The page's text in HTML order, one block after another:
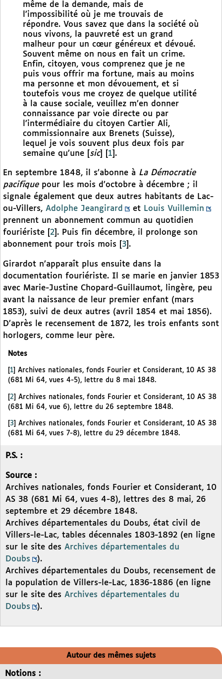
même de la demande, mais de
l’impossibilité où je me trouvais de
répondre. Vous savez que dans la société où
nous vivons, la pauvreté est un grand
malheur pour un cœur généreux et dévoué.
Souvent même on nous en fait un crime.
Enfin, citoyen, vous comprenez que je ne
puis vous offrir ma fortune, mais au moins
ma personne et mon dévouement, et si
toutefois vous me croyez de quelque utilité
à la cause sociale, veuillez m’en donner
connaissance par voie directe ou par
l’intermédiaire du citoyen Cartier Ali,
commissionnaire aux Brenets (Suisse),
lequel je vois souvent plus deux fois par
semaine qu’une [ sic] 1 .
En septembre 1848, il s’abonne à La Démocratie
pacifique pour les mois d’octobre à décembre ; il
signale également que deux autres habitants de Lac-
ou-Villers, Adolphe Jeangirard et Louis Vuillemin
prennent un abonnement commun au quotidien
fouriériste
2 . Puis fin décembre, il prolonge son
abonnement pour trois mois
3 .
Girardot n’apparaît plus ensuite dans la
documentation fouriériste. Il se marie en janvier 1853
avec Marie-Justine Chopard-Guillaumot, lingère, peu
avant la naissance de leur premier enfant (mars
1853), suivi de deux autres (avril 1854 et mai 1856).
D’après le recensement de 1872, les trois enfants sont
horlogers, comme leur père.
Notes
1
Archives nationales, fonds Fourier et Considerant, 10 AS 38
(681 Mi 64, vues 4-5), lettre du 8 mai 1848.
[2] Archives nationales, fonds Fourier et Considerant, 10 AS 38
(681 Mi 64, vue 6), lettre du 26 septembre 1848.
3
Archives nationales, fonds Fourier et Considerant, 10 AS 38
(681 Mi 64, vues 7-8), lettre du 29 décembre 1848.
P.S. :
Source :
Archives nationales, fonds Fourier et Considerant, 10
AS 38 (681 Mi 64, vues 4-8), lettres des 8 mai, 26
septembre et 29 décembre 1848.
Archives départementales du Doubs, état civil de
Villers-le-Lac, tables décennales 1803-1892 (en ligne
sur le site des Archives départementales du
Doubs
).
Archives départementales du Doubs, recensement de
la population de Villers-le-Lac, 1836-1886 (en ligne
sur le site des Archives départementales du
Doubs
).
Autour des mêmes sujets
Notions :